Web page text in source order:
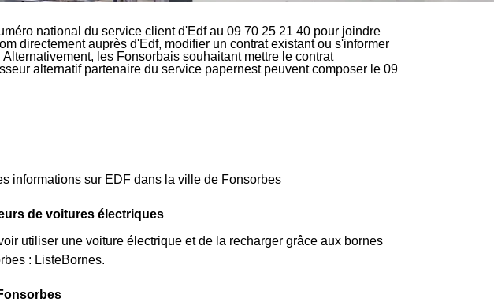
national du service client d'Edf au 09 70 25 21 40 pour joindre
directement auprès d'Edf, modifier un contrat existant ou s'informer
les Fonsorbais souhaitant mettre le contrat
alternatif partenaire du service papernest peuvent composer le 09
informations sur EDF dans la ville de Fonsorbes
de voitures électriques
utiliser une voiture électrique et de la recharger grâce aux bornes
: ListeBornes.